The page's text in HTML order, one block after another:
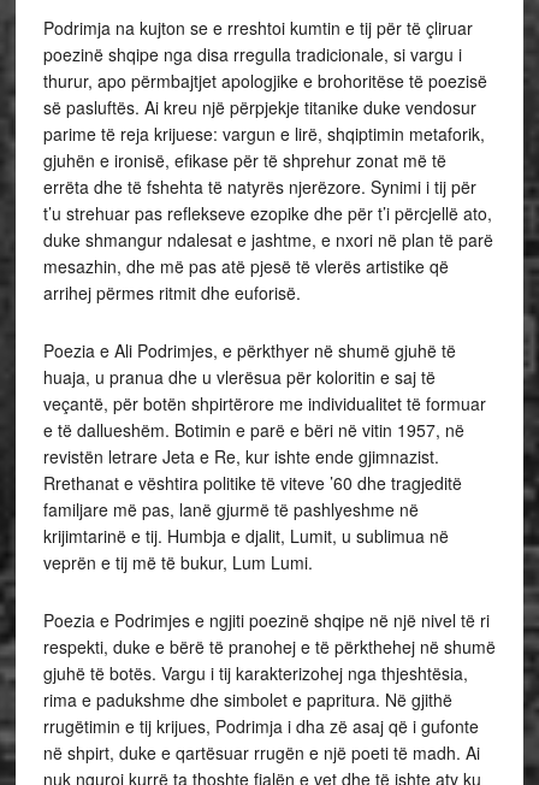
Podrimja na kujton se e rreshtoi kumtin e tij për të çliruar
poezinë shqipe nga disa rregulla tradicionale, si vargu i
thurur, apo përmbajtjet apologjike e brohoritëse të poezisë
së pasluftës. Ai kreu një përpjekje titanike duke vendosur
parime të reja krijuese: vargun e lirë, shqiptimin metaforik,
gjuhën e ironisë, efikase për të shprehur zonat më të
errëta dhe të fshehta të natyrës njerëzore. Synimi i tij për
t’u strehuar pas reflekseve ezopike dhe për t’i përcjellë ato,
duke shmangur ndalesat e jashtme, e nxori në plan të parë
mesazhin, dhe më pas atë pjesë të vlerës artistike që
arrihej përmes ritmit dhe euforisë.
Poezia e Ali Podrimjes, e përkthyer në shumë gjuhë të
huaja, u pranua dhe u vlerësua për koloritin e saj të
veçantë, për botën shpirtërore me individualitet të formuar
e të dallueshëm. Botimin e parë e bëri në vitin 1957, në
revistën letrare Jeta e Re, kur ishte ende gjimnazist.
Rrethanat e vështira politike të viteve ’60 dhe tragjeditë
familjare më pas, lanë gjurmë të pashlyeshme në
krijimtarinë e tij. Humbja e djalit, Lumit, u sublimua në
veprën e tij më të bukur, Lum Lumi.
Poezia e Podrimjes e ngjiti poezinë shqipe në një nivel të ri
respekti, duke e bërë të pranohej e të përkthehej në shumë
gjuhë të botës. Vargu i tij karakterizohej nga thjeshtësia,
rima e padukshme dhe simbolet e papritura. Në gjithë
rrugëtimin e tij krijues, Podrimja i dha zë asaj që i gufonte
në shpirt, duke e qartësuar rrugën e një poeti të madh. Ai
nuk nguroi kurrë ta thoshte fjalën e vet dhe të ishte aty ku